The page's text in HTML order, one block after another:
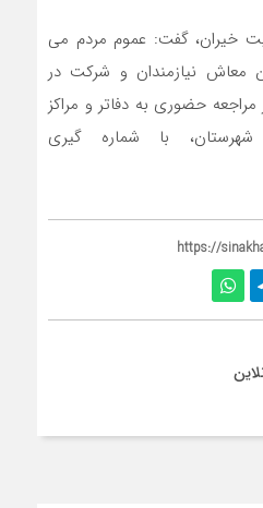
خیران، گفت: عموم مردم می
معاش نیازمندان و شرکت در
حضوری به دفاتر و مراکز
شهرستان، با شماره گیری
https://